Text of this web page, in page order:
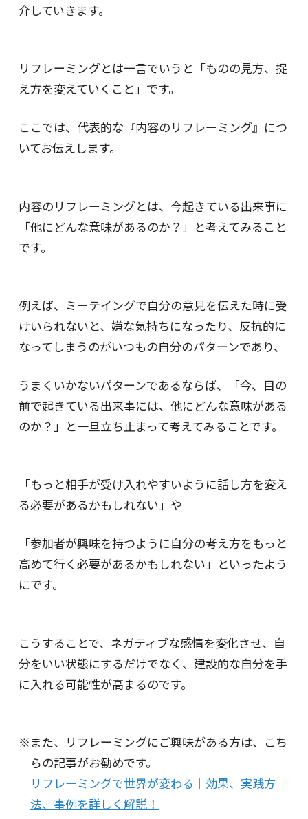
介していきます。
リフレーミングとは一言でいうと「ものの見方、捉
え方を変えていくこと」です。
ここでは、代表的な『内容のリフレーミング』につ
いてお伝えします。
内容のリフレーミングとは、今起きている出来事に
「他にどんな意味があるのか？」と考えてみること
です。
例えば、ミーテイングで自分の意見を伝えた時に受
けいられないと、嫌な気持ちになったり、反抗的に
なってしまうのがいつもの自分のパターンであり、
うまくいかないパターンであるならば、「今、目の
前で起きている出来事には、他にどんな意味がある
のか？」と一旦立ち止まって考えてみることです。
「もっと相手が受け入れやすいように話し方を変え
る必要があるかもしれない」や
「参加者が興味を持つように自分の考え方をもっと
高めて行く必要があるかもしれない」といったよう
にです。
こうすることで、ネガティブな感情を変化させ、自
分をいい状態にするだけでなく、建設的な自分を手
に入れる可能性が高まるのです。
また、リフレーミングにご興味がある方は、こち
らの記事がお勧めです。
リフレーミングで世界が変わる｜効果、実践方
法、事例を詳しく解説！